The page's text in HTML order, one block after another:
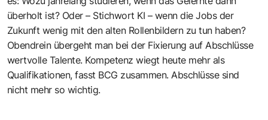
überholt ist? Oder – Stichwort KI – wenn die Jobs der
Zukunft wenig mit den alten Rollenbildern zu tun haben?
Obendrein übergeht man bei der Fixierung auf Abschlüsse
wertvolle Talente. Kompetenz wiegt ­heute mehr als
Qualifikationen, fasst BCG zusammen. Abschlüsse sind
nicht mehr so wichtig.